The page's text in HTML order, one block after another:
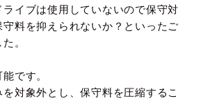
イブは使用していないので保守対
守料を抑えられないか？といったご
。
です。
対象外とし、保守料を圧縮するこ